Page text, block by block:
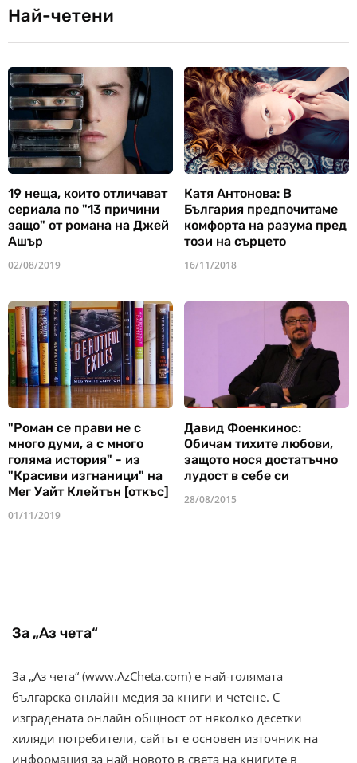
Най-четени
19 неща, които отличават
сериала по "13 причини
защо" от романа на Джей
Ашър
02/08/2019
Катя Антонова: В
България предпочитаме
комфорта на разума пред
този на сърцето
16/11/2018
"Роман се прави не с
много думи, а с много
голяма история" - из
"Красиви изгнаници" на
Мег Уайт Клейтън [откъс]
01/11/2019
Давид Фоенкинос:
Обичам тихите любови,
защото нося достатъчно
лудост в себе си
28/08/2015
За „Аз чета“
За „Аз чета“ (www.AzCheta.com) е най-голямата
българска онлайн медия за книги и четене. С
изградената онлайн общност от няколко десетки
хиляди потребители, сайтът е основен източник на
информация за най-новото в света на книгите в